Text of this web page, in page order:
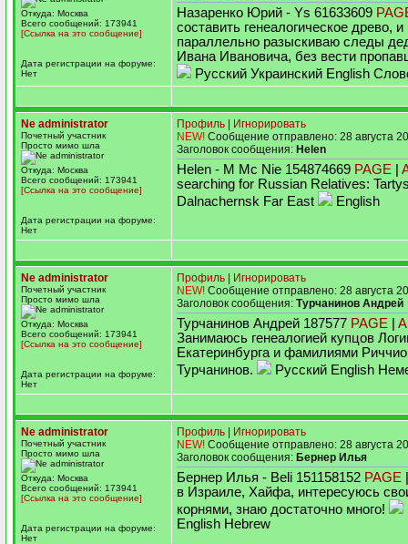
Откуда: Москва
Всего сообщений: 173941
[Ссылка на это сообщение]
Дата регистрации на форуме:
Нет
Назаренко Юрий - Ys 61633609
составить генеалогическое древо, и
параллельно разыскиваю следы
Ивана Ивановича, без вести
Русский Украинский English
Ne administrator
Почетный участник
Просто мимо шла
Откуда: Москва
Всего сообщений: 173941
[Ссылка на это сообщение]
Дата регистрации на форуме:
Нет
Профиль
Игнорировать
NEW! Сообщение отправлено: 28 августа
Заголовок сообщения: Helen
Helen - M Mc Nie 154874669 PAGE
searching for Russian Relatives:
Dalnachernsk Far East
English
Ne administrator
Почетный участник
Просто мимо шла
Откуда: Москва
Всего сообщений: 173941
[Ссылка на это сообщение]
Дата регистрации на форуме:
Нет
Профиль
Игнорировать
NEW! Сообщение отправлено: 28 августа
Заголовок сообщения: Турчанинов Андрей
Турчанинов Андрей 187577 PAGE
Занимаюсь генеалогией купцов
Екатеринбурга и фамилиями
Турчанинов.
Русский English
Ne administrator
Почетный участник
Просто мимо шла
Откуда: Москва
Всего сообщений: 173941
[Ссылка на это сообщение]
Дата регистрации на форуме:
Нет
Профиль
Игнорировать
NEW! Сообщение отправлено: 28 августа
Заголовок сообщения: Бернер Илья
Бернер Илья - Beli 151158152 PAGE
в Израиле, Хайфа, интересуюсь
корнями, знаю достаточно много!
English Hebrew